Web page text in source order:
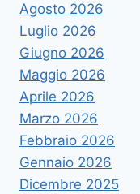
Agosto 2026
Luglio 2026
Giugno 2026
Maggio 2026
Aprile 2026
Marzo 2026
Febbraio 2026
Gennaio 2026
Dicembre 2025